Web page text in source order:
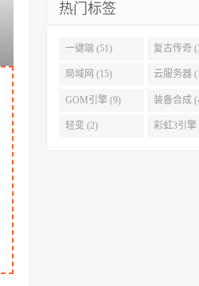
热门标签
一键端 (51) 复古传奇
局域网 (15) 云服务器
GOM引擎 (9) 装备合成
轻变 (2) 彩虹3引擎